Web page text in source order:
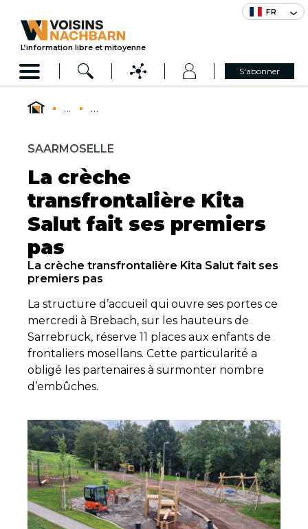
FR
L’information libre et mitoyenne
S'abonner
... ...
SAARMOSELLE
La crèche
transfrontalière Kita
Salut fait ses premiers
pas
La crèche transfrontalière Kita Salut fait ses
premiers pas
La structure d’accueil qui ouvre ses portes ce
mercredi à Brebach, sur les hauteurs de
Sarrebruck, réserve 11 places aux enfants de
frontaliers mosellans. Cette particularité a
obligé les partenaires à surmonter nombre
d’embûches.